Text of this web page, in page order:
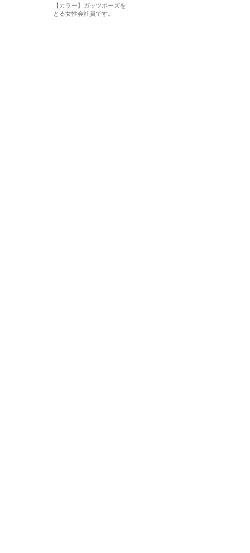
【カラー】ガッツポーズを
とる女性会社員です。